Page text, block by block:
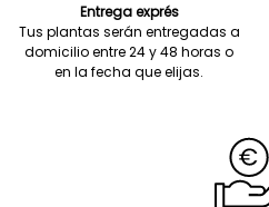
Entrega exprés
Tus plantas serán entregadas a
domicilio entre 24 y 48 horas o
en la fecha que elijas.